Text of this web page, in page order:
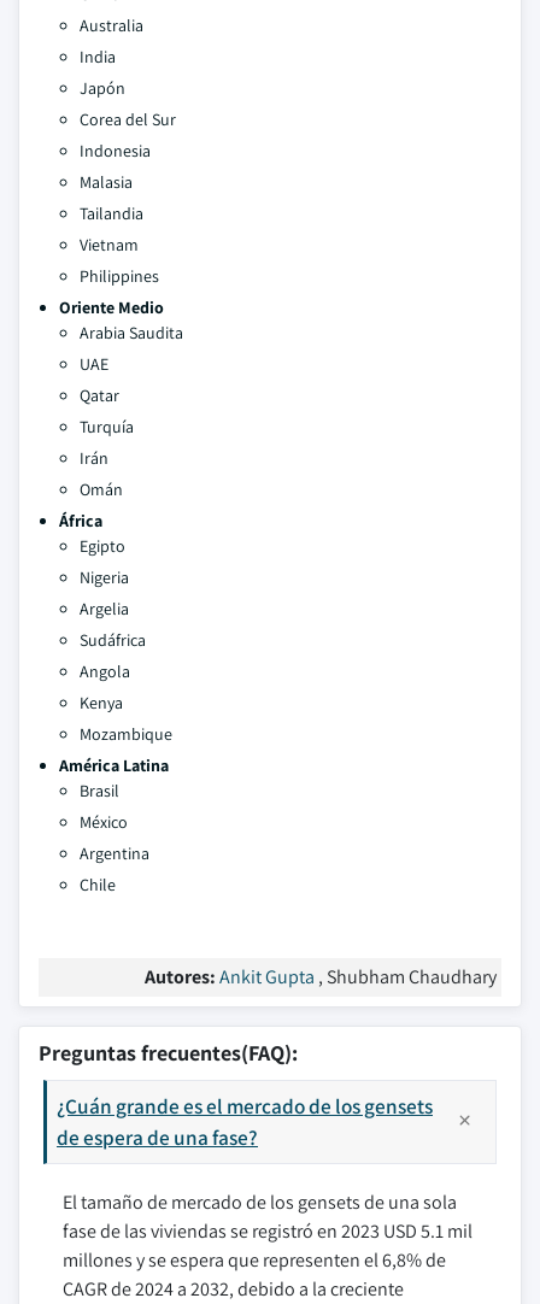
Australia
India
Japón
Corea del Sur
Indonesia
Malasia
Tailandia
Vietnam
Philippines
Oriente Medio
Arabia Saudita
UAE
Qatar
Turquía
Irán
Omán
África
Egipto
Nigeria
Argelia
Sudáfrica
Angola
Kenya
Mozambique
América Latina
Brasil
México
Argentina
Chile
Autores:Ankit Gupta , Shubham Chaudhary
Preguntas frecuentes(FAQ):
¿Cuán grande es el mercado de los gensets
de espera de una fase?
El tamaño de mercado de los gensets de una sola
fase de las viviendas se registró en 2023 USD 5.1 mil
millones y se espera que representen el 6,8% de
CAGR de 2024 a 2032, debido a la creciente